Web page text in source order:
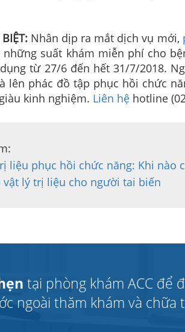
Nhân dịp ra mắt dịch vụ mới,
những suất khám miễn phí cho
từ 27/6 đến hết 31/7/2018.
lên phác đồ tập phục hồi chức
kinh nghiệm. Liên hệ hotline
liệu phục hồi chức năng: Khi nào
vật lý trị liệu cho người tai biến
tại phòng khám ACC để
ngoài thăm khám và chữa